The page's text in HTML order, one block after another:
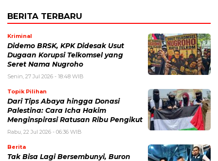
BERITA TERBARU
Kriminal
Didemo BRSK, KPK Didesak Usut
Dugaan Korupsi Telkomsel yang
Seret Nama Nugroho
Senin, 27 Jul 2026 - 18:48 WIB
Topik Pilihan
Dari Tips Abaya hingga Donasi
Palestina: Cara Icha Hakim
Menginspirasi Ratusan Ribu Pengikut
Rabu, 22 Jul 2026 - 06:36 WIB
Berita
Tak Bisa Lagi Bersembunyi, Buron